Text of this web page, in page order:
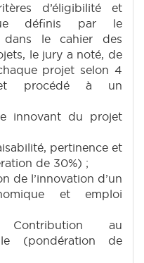
d’éligibilité et
définis par le
dans le cahier des
le jury a noté, de
projet selon 4
et procédé à un
innovant du projet
pertinence et
de 30%) ;
de l’innovation d’un
et emploi
au
(pondération de